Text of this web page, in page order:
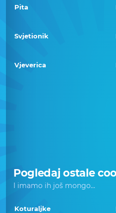
Pita
Svjetionik
Vjeverica
Pogledaj ostale
I imamo ih još mongo...
Koturaljke